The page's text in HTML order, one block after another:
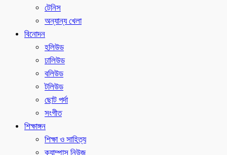
টেনিস
অন্যান্য খেলা
বিনোদন
হলিউড
ঢালিউড
বলিউড
টলিউড
ছোট পর্দা
সংগীত
শিক্ষাঙ্গন
শিক্ষা ও সাহিত্য
ক্যাম্পাস নিউজ